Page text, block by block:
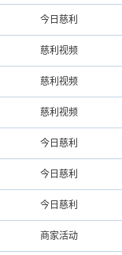
今日慈利
慈利视频
慈利视频
慈利视频
今日慈利
今日慈利
今日慈利
商家活动